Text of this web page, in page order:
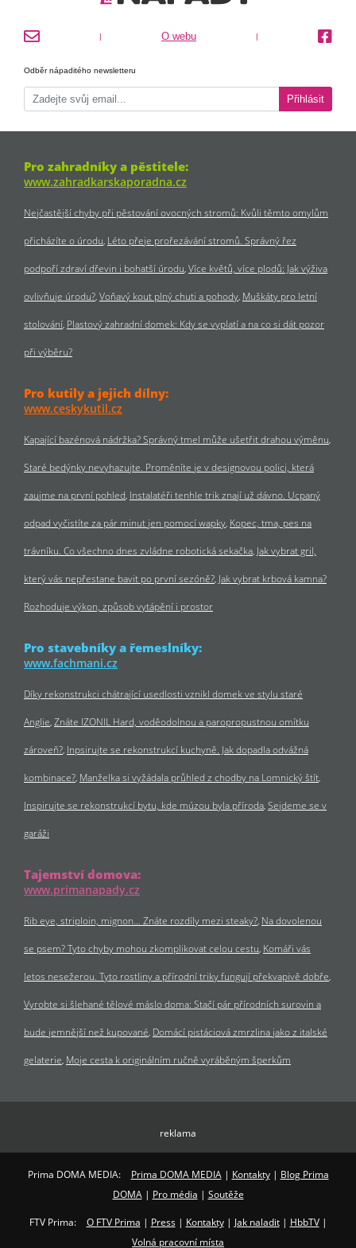
O webu
Odběr nápaditého newsletteru
Přihlásit
Pro zahradníky a pěstitele:
www.zahradkarskaporadna.cz
Nejčastější chyby při pěstování ovocných stromů: Kvůli těmto omylům
přicházíte o úrodu Léto přeje prořezávání stromů. Správný řez
podpoří zdraví dřevin i bohatší úrodu Více květů, více plodů: Jak výživa
ovlivňuje úrodu? Voňavý kout plný chuti a pohody Muškáty pro letní
stolování Plastový zahradní domek: Kdy se vyplatí a na co si dát pozor
při výběru?
Pro kutily a jejich dílny:
www.ceskykutil.cz
Kapající bazénová nádržka? Správný tmel může ušetřit drahou výměnu
Staré bedýnky nevyhazujte. Proměníte je v designovou polici, která
zaujme na první pohled Instalatéři tenhle trik znají už dávno. Ucpaný
odpad vyčistíte za pár minut jen pomocí wapky Kopec, tma, pes na
trávníku. Co všechno dnes zvládne robotická sekačka Jak vybrat gril,
který vás nepřestane bavit po první sezóně? Jak vybrat krbová kamna?
Rozhoduje výkon, způsob vytápění i prostor
Pro stavebníky a řemeslníky:
www.fachmani.cz
Díky rekonstrukci chátrající usedlosti vznikl domek ve stylu staré
Anglie Znáte IZONIL Hard, voděodolnou a paropropustnou omítku
zároveň? Inpsirujte se rekonstrukcí kuchyně. Jak dopadla odvážná
kombinace? Manželka si vyžádala průhled z chodby na Lomnický štít
Inspirujte se rekonstrukcí bytu, kde múzou byla příroda Sejdeme se v
garáži
Tajemství domova:
www.primanapady.cz
Rib eye, striploin, mignon… Znáte rozdíly mezi steaky? Na dovolenou
se psem? Tyto chyby mohou zkomplikovat celou cestu Komáři vás
letos nesežerou. Tyto rostliny a přírodní triky fungují překvapivě dobře
Vyrobte si šlehané tělové máslo doma: Stačí pár přírodních surovin a
bude jemnější než kupované Domácí pistáciová zmrzlina jako z italské
gelaterie Moje cesta k originálním ručně vyráběným šperkům
reklama
Prima DOMA MEDIA: Prima DOMA MEDIA| Kontakty| Blog Prima
DOMA| Pro média | Soutěže
FTV Prima: O FTV Prima | Press| Kontakty| Jak naladit| HbbTV|
Volná pracovní místa